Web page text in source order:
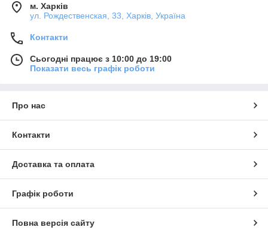
м. Харків
ул. Рождественская, 33, Харків, Україна
Контакти
Сьогодні працює з 10:00 до 19:00
Показати весь графік роботи
Про нас
Контакти
Доставка та оплата
Графік роботи
Повна версія сайту